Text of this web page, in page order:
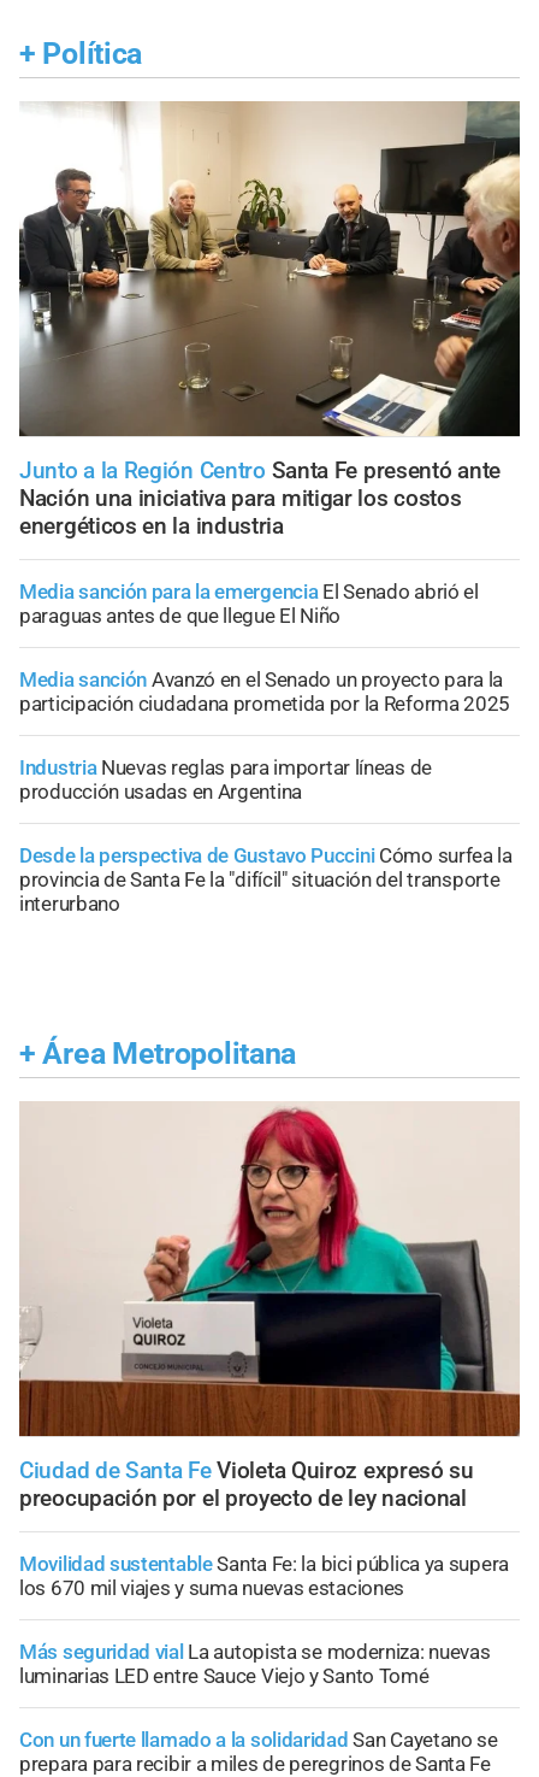
+ Política
Junto a la Región Centro Santa Fe presentó ante
Nación una iniciativa para mitigar los costos
energéticos en la industria
Media sanción para la emergencia El Senado abrió el
paraguas antes de que llegue El Niño
Media sanción Avanzó en el Senado un proyecto para la
participación ciudadana prometida por la Reforma 2025
Industria Nuevas reglas para importar líneas de
producción usadas en Argentina
Desde la perspectiva de Gustavo Puccini Cómo surfea la
provincia de Santa Fe la "difícil" situación del transporte
interurbano
+ Área Metropolitana
Ciudad de Santa Fe Violeta Quiroz expresó su
preocupación por el proyecto de ley nacional
Movilidad sustentableSanta Fe: la bici pública ya supera
los 670 mil viajes y suma nuevas estaciones
Más seguridad vial La autopista se moderniza: nuevas
luminarias LED entre Sauce Viejo y Santo Tomé
Con un fuerte llamado a la solidaridad San Cayetano se
prepara para recibir a miles de peregrinos de Santa Fe